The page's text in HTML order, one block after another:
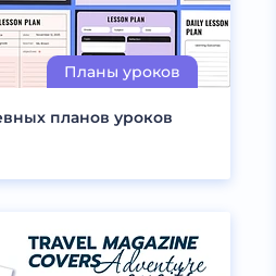
планов уроков